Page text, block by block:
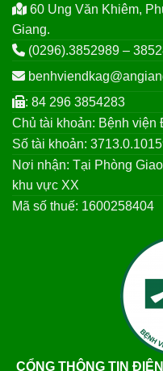
60 Ung Văn Khiêm,
Giang.
(0296).3852989 –
: 84 296 3854283
Chủ tài khoản: Bệnh viện
Số tài khoản:
Nơi nhận: Tại Phòng
khu vực XX
Mã số thuế: 1600258404
CỔNG THÔNG TIN